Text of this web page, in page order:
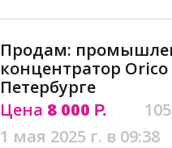
Продам:
концентратор Orico
Петербурге
Цена 8 000 Р.
1 мая 2025 г. в 09:38